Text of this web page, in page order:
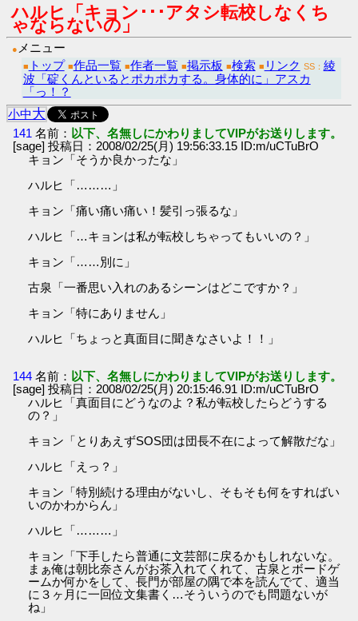
ハルヒ「キョン･･･アタシ転校しなくち
ゃならないの」
● メニュー
■ トップ ■作品一覧 ■作者一覧 ■掲示板 ■検索 ■ リンク SS： 綾
波「碇くんといるとポカポカする。身体的に」アスカ
「っ！？
小中大
141 名前： 以下、名無しにかわりましてVIPがお送りします。
[sage] 投稿日：2008/02/25(月) 19:56:33.15 ID:m/uCTuBrO
キョン「そうか良かったな」
ハルヒ「………」
キョン「痛い痛い痛い！髪引っ張るな」
ハルヒ「…キョンは私が転校しちゃってもいいの？」
キョン「……別に」
古泉「一番思い入れのあるシーンはどこですか？」
キョン「特にありません」
ハルヒ「ちょっと真面目に聞きなさいよ！！」
144 名前： 以下、名無しにかわりましてVIPがお送りします。
[sage] 投稿日：2008/02/25(月) 20:15:46.91 ID:m/uCTuBrO
ハルヒ「真面目にどうなのよ？私が転校したらどうする
の？」
キョン「とりあえずSOS団は団長不在によって解散だな」
ハルヒ「えっ？」
キョン「特別続ける理由がないし、そもそも何をすればい
いのかわからん」
ハルヒ「………」
キョン「下手したら普通に文芸部に戻るかもしれないな。
まぁ俺は朝比奈さんがお茶入れてくれて、古泉とボードゲ
ームか何かをして、長門が部屋の隅で本を読んでて、適当
に３ヶ月に一回位文集書く…そういうのでも問題ないが
ね」